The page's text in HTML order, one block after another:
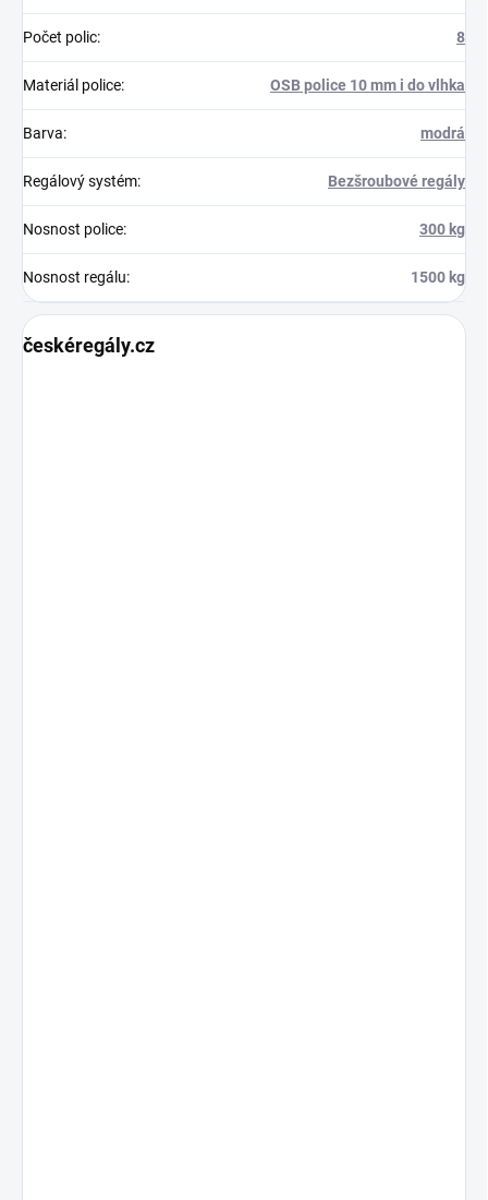
Počet polic: 8
Materiál police: OSB police 10 mm i do vlhka
Barva: modrá
Regálový systém: Bezšroubové regály
Nosnost police: 300 kg
Nosnost regálu: 1500 kg
českéregály.cz